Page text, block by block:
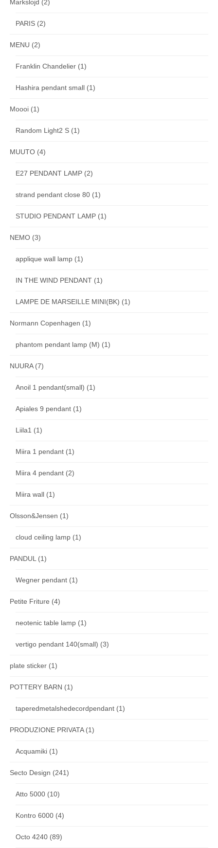
Markslojd (2)
PARIS (2)
MENU (2)
Franklin Chandelier (1)
Hashira pendant small (1)
Moooi (1)
Random Light2 S (1)
MUUTO (4)
E27 PENDANT LAMP (2)
strand pendant close 80 (1)
STUDIO PENDANT LAMP (1)
NEMO (3)
applique wall lamp (1)
IN THE WIND PENDANT (1)
LAMPE DE MARSEILLE MINI(BK) (1)
Normann Copenhagen (1)
phantom pendant lamp (M) (1)
NUURA(7)
Anoil 1 pendant(small) (1)
Apiales 9 pendant (1)
Liila1 (1)
Miira 1 pendant (1)
Miira 4 pendant (2)
Miira wall (1)
Olsson&Jensen (1)
cloud ceiling lamp (1)
PANDUL (1)
Wegner pendant (1)
Petite Friture (4)
neotenic table lamp (1)
vertigo pendant 140(small) (3)
plate sticker (1)
POTTERY BARN (1)
taperedmetalshedecordpendant (1)
PRODUZIONE PRIVATA(1)
Acquamiki (1)
Secto Design (241)
Atto 5000 (10)
Kontro 6000 (4)
Octo 4240 (89)